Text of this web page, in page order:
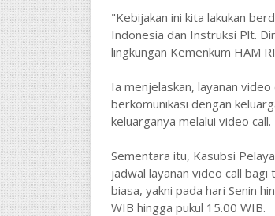
"Kebijakan ini kita lakukan
Indonesia dan Instruksi Plt.
lingkungan Kemenkum HAM
Ia menjelaskan, layanan
berkomunikasi dengan
keluarganya melalui video
Sementara itu, Kasubsi
jadwal layanan video call bagi
biasa, yakni pada hari Senin
WIB hingga pukul 15.00 WIB.